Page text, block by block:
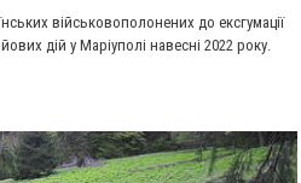
військовополонених до ексгумації
дій у Маріуполі навесні 2022 року.